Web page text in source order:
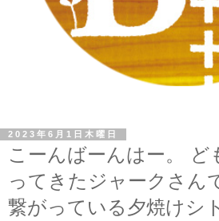
2023年6月1日木曜日
こーんばーんはー。 ど
ってきたジャークさん
繋がっている夕焼けシ